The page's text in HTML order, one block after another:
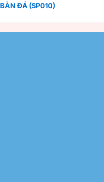
BÀN ĐÁ (SP010)